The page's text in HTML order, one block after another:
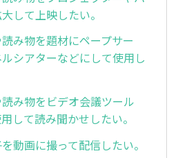
して上映したい。
み物を題材にペープサー
シアターなどにして使用し
み物をビデオ会議ツール
して読み聞かせしたい。
動画に撮って配信したい。